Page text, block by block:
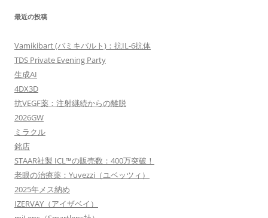
ン
最近の投稿
Vamikibart (バミキバルト)：抗IL-6抗体
TDS Private Evening Party
生成AI
4DX3D
抗VEGF薬：注射継続からの離脱
2026GW
ミラクル
銘店
STAAR社製 ICL™の販売数：400万突破！
老眼の治療薬：Yuvezzi（ユベッツィ）
2025年メス納め
IZERVAY（アイザベイ）